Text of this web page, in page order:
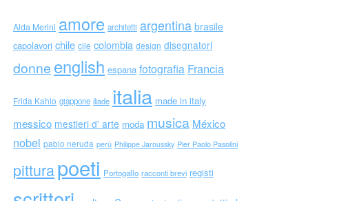
Alda Merini amore architetti argentina brasile
capolavori chile cile colombia design disegnatori
donne english espana fotografia Francia
Frida Kahlo giappone iliade italia made in italy
messico mestieri d' arte moda musica México
nobel pablo neruda perù Philippe Jaroussky Pier Paolo Pasolini
pitturapoeti Portogallo racconti brevi registi